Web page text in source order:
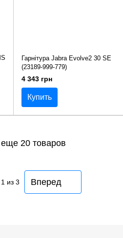
Гарнітура Jabra Evolve2 30 SE
(23189-999-779)
4 343 грн
Купить
еще 20 товаров
1из 3 Вперед